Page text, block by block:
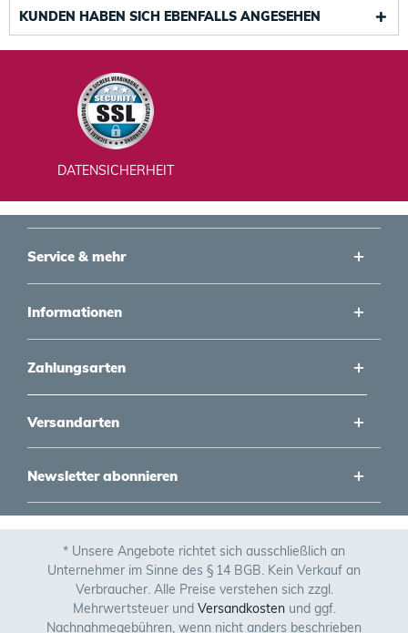
KUNDEN HABEN SICH EBENFALLS ANGESEHEN
DATENSICHERHEIT
Service & mehr
Informationen
Zahlungsarten
Versandarten
Newsletter abonnieren
* Unsere Angebote richtet sich ausschließlich an
Unternehmer im Sinne des § 14 BGB. Kein Verkauf an
Verbraucher. Alle Preise verstehen sich zzgl.
Mehrwertsteuer und Versandkostenund ggf.
Nachnahmegebühren, wenn nicht anders beschrieben